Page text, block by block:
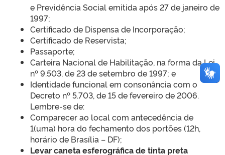
e Previdência Social emitida após 27 de janeiro de
1997;
Certificado de Dispensa de Incorporação;
Certificado de Reservista;
Passaporte;
Carteira Nacional de Habilitação, na forma da Lei
nº 9.503, de 23 de setembro de 1997; e
Identidade funcional em consonância com o
Decreto nº 5.703, de 15 de fevereiro de 2006.
Lembre-se de:
Comparecer ao local com antecedência de
1(uma) hora do fechamento dos portões (12h,
horário de Brasília – DF);
Levar caneta esferográfica de tinta preta